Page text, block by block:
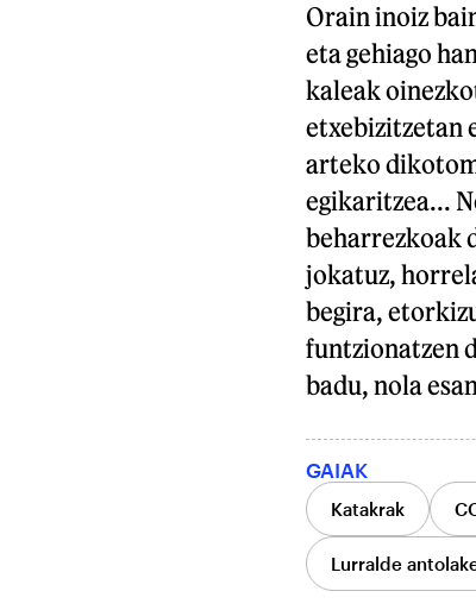
Orain inoiz
eta gehiago
kaleak
etxebizitzetan
arteko
egikaritzea...
beharrezkoak
jokatuz,
begira,
funtzionatzen
badu, nola
GAIAK
Katakrak
Lurralde